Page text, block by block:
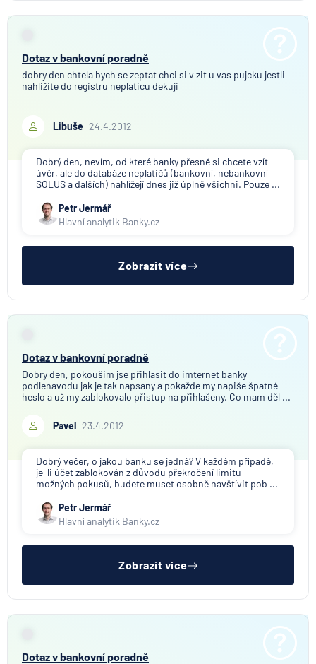
Dotaz v bankovní poradně
dobry den chtela bych se zeptat chci si v zit u vas pujcku jestli
nahližite do registru neplaticu dekuji
Libuše 24.4.2012
Dobrý den, nevím, od které banky přesně si chcete vzít
úvěr, ale do databáze neplatičů (bankovní, nebankovní
SOLUS a dalších) nahlížejí dnes již úplně všichni. Pouze ...
Petr Jermář
Hlavní analytik Banky.cz
Zobrazit více
Dotaz v bankovní poradně
Dobry den, pokoušim jse přihlasit do imternet banky
podlenavodu jak je tak napsany a pokažde my napiše špatné
heslo a už my zablokovalo přistup na přihlašeny. Co mam děl ...
Pavel 23.4.2012
Dobrý večer, o jakou banku se jedná? V každém případě,
je-li účet zablokován z důvodu překročení limitu
možných pokusů, budete muset osobně navštívit pob ...
Petr Jermář
Hlavní analytik Banky.cz
Zobrazit více
Dotaz v bankovní poradně